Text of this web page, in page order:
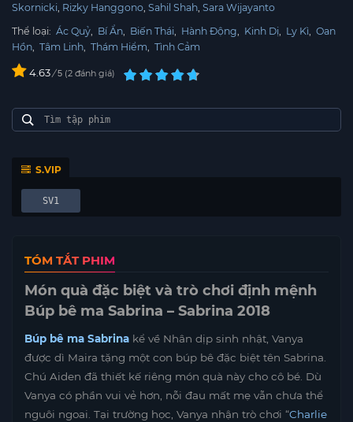
Skornicki Rizky Hanggono Sahil Shah Sara Wijayanto
Thể loại: Ác Quỷ, Bí Ẩn, Biến Thái, Hành Động, Kinh Dị, Ly Kì, Oan
Hồn, Tâm Linh, Thám Hiểm, Tình Cảm
4.63/ 5 2 đánh giá
S.VIP
SV1
TÓM TẮT PHIM
Món quà đặc biệt và trò chơi định mệnh
Búp bê ma Sabrina – Sabrina 2018
Búp bê ma Sabrina kể về Nhân dịp sinh nhật, Vanya
được dì Maira tặng một con búp bê đặc biệt tên Sabrina.
Chú Aiden đã thiết kế riêng món quà này cho cô bé. Dù
Vanya có phần vui vẻ hơn, nỗi đau mất mẹ vẫn chưa thể
nguôi ngoai. Tại trường học, Vanya nhận trò chơi “Charlie